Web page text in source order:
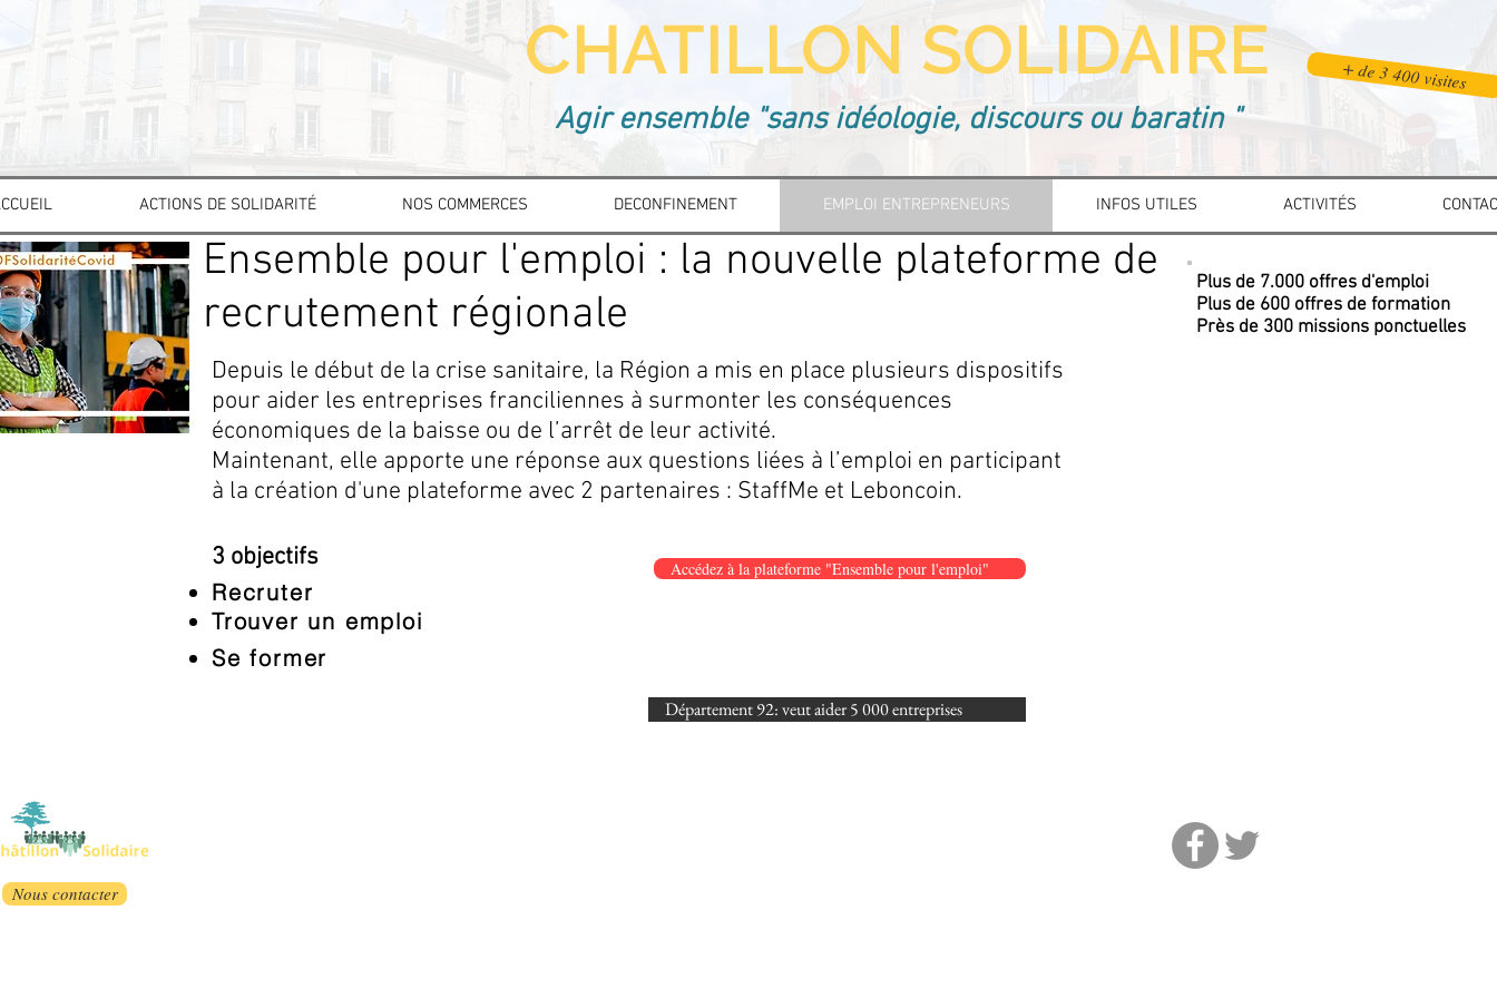
CHATILLON SOLIDAIRE
Agir ensemble "sans idéologie, discours ou baratin "
+ de 3 400 visites
ACTIONS DE SOLIDARITÉ NOS COMMERCES DECONFINEMENT EMPLOI ENTREPRENEURS INFOS UTILES ACTIVITÉS
Ensemble pour l'emploi : la nouvelle plateforme de
recrutement régionale
Plus de 7.000 offres d'emploi
Plus de 600 offres de formation
Près de 300 missions ponctuelles
Depuis le début de la crise sanitaire, la Région a mis en place plusieurs dispositifs
pour aider les entreprises franciliennes à surmonter les conséquences
économiques de la baisse ou de l’arrêt de leur activité.
Maintenant, elle apporte une réponse aux questions liées à l’emploi en participant
à la création d'une plateforme avec 2 partenaires : StaffMe et Leboncoin.
3 objectifs
Recruter
Trouver un emploi
Accédez à la plateforme "Ensemble pour l'emploi"
Se former
Département 92: veut aider 5 000 entreprises
Nous contacter